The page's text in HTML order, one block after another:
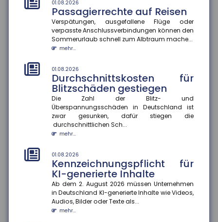
01.08.2026
Passagierrechte auf Reisen
Verspätungen, ausgefallene Flüge oder
verpasste Anschlussverbindungen können den
Sommerurlaub schnell zum Albtraum mache...
mehr...
01.08.2026
Durchschnittskosten für
Blitzschäden gestiegen
Die Zahl der Blitz- und
Überspannungsschäden in Deutschland ist
zwar gesunken, dafür stiegen die
durchschnittlichen Sch...
mehr...
01.08.2026
Kennzeichnungspflicht für
KI-generierte Inhalte
Ab dem 2. August 2026 müssen Unternehmen
in Deutschland KI-generierte Inhalte wie Videos,
Audios, Bilder oder Texte als...
mehr...
01.08.2026
Rechtsschutzversicherung:
Regress gegen Anwälte auch
bei Kulanzzahlungen möglich
Rechtsschutzversicherungen Anwälte auch dann in
Regress nehmen können, wenn...
mehr...
01.08.2026
Schaden in der Waschstraße:
Beweislast liegt beim Kunden
Kommt es zu einem Schaden am Pkw in der
Kostenübernahme. Nach einem a...
mehr...
28.07.2026
EUDI-Wallet: Digitale Identität
und Versicherungsnachweise
auf dem Smartphone